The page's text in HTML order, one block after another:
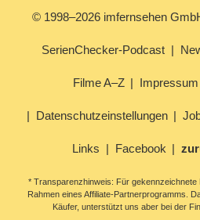
© 1998–2026 imfernsehen
SerienChecker-Podcast
Filme A–Z Impressum
Datenschutzeinstellungen
Links Facebook
* Transparenzhinweis: Für gekennzeichnete
Rahmen eines Affiliate-Partnerprogramms.
Käufer, unterstützt uns aber bei der